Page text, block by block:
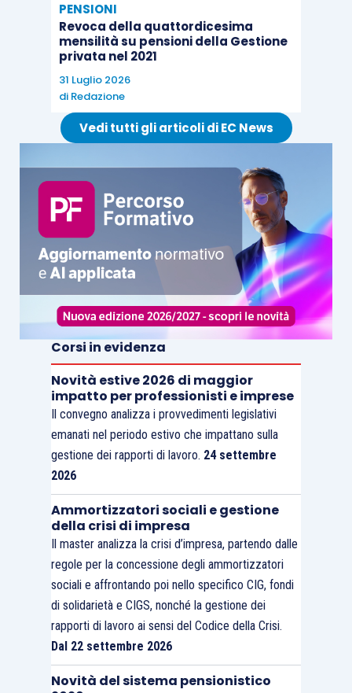
PENSIONI
Revoca della quattordicesima
mensilità su pensioni della Gestione
privata nel 2021
31 Luglio 2026
di Redazione
Vedi tutti gli articoli di EC News
Corsi in evidenza
Novità estive 2026 di maggior
impatto per professionisti e imprese
Il convegno analizza i provvedimenti legislativi
emanati nel periodo estivo che impattano sulla
gestione dei rapporti di lavoro. 24 settembre
2026
Ammortizzatori sociali e gestione
della crisi di impresa
Il master analizza la crisi d’impresa, partendo dalle
regole per la concessione degli ammortizzatori
sociali e affrontando poi nello specifico CIG, fondi
di solidarietà e CIGS, nonché la gestione dei
rapporti di lavoro ai sensi del Codice della Crisi.
Dal 22 settembre 2026
Novità del sistema pensionistico